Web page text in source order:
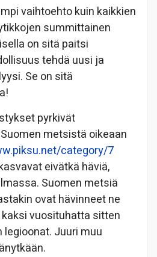
vaihtoehto kuin kaikkien
summittainen
on sitä paitsi
tehdä uusi ja
Se on sitä
pyrkivät
metsistä oikeaan
category/7
eivätkä häviä,
Suomen metsiä
ovat hävinneet ne
vuosituhatta sitten
Juuri muu